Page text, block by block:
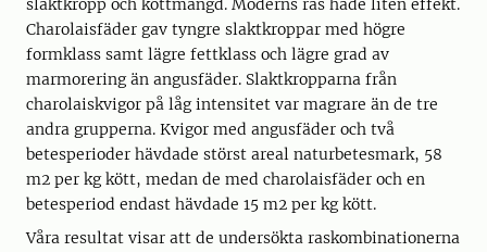
slaktkropp och köttmängd. Moderns ras hade liten effekt.
Charolaisfäder gav tyngre slaktkroppar med högre
formklass samt lägre fettklass och lägre grad av
marmorering än angusfäder. Slaktkropparna från
charolaiskvigor på låg intensitet var magrare än de tre
andra grupperna. Kvigor med angusfäder och två
betesperioder hävdade störst areal naturbetesmark, 58
m2 per kg kött, medan de med charolaisfäder och en
betesperiod endast hävdade 15 m2 per kg kött.
Våra resultat visar att de undersökta raskombinationerna